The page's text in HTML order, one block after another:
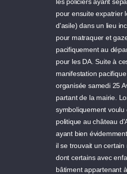
pour ensuite expatrier
d'asile) dans un lieu
pour matraquer et
pacifiquement au
pour les DA. Suite à
manifestation
organisée samedi 25
partant de la mairie.
symboliquement voulu
politique au château
ayant bien
il se trouvait un
dont certains avec
bâtiment appartenant